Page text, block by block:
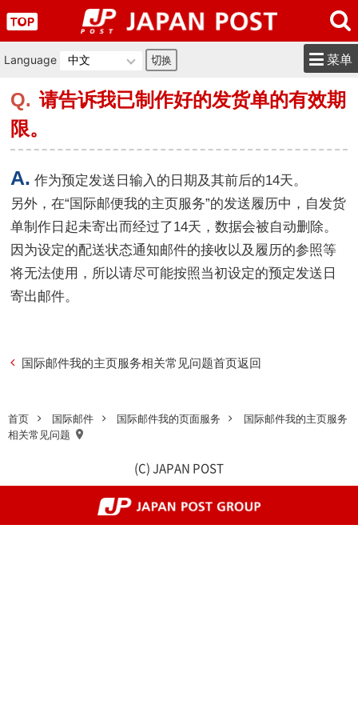
Language 菜单
首页 国际邮件 国际邮件我的页面服务
国际邮件我的主页服务
相关常见问题
请告诉我已制作好的发货单的有效期
限。
作为预定发送日输入的日期及其前后的14天。
另外，在“国际邮便我的主页服务”的发送履历中，自发货
单制作日起未寄出而经过了14天，数据会被自动删除。
因为设定的配送状态通知邮件的接收以及履历的参照等
将无法使用，所以请尽可能按照当初设定的预定发送日
寄出邮件。
国际邮件我的主页服务相关常见问题首页返回
(C) JAPAN POST